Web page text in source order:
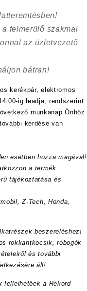
felmerülő szakmai
az üzletvezető
bátran!
kerékpár, elektromos
ig leadja, rendszerint
munkanap Önhöz
kérdése van
esetben hozza magával!
a termék
tájékoztatása és
,Z-Tech , Honda,
beszereléshez!
rokkantkocsik, robogók
és további
áll!
fellelhetőek a Rekord